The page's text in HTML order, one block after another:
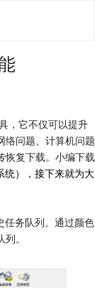
，它不仅可以提升
络问题、计算机问题
恢复下载。小编下载
统），接下来就为大
任务队列。通过颜色
。